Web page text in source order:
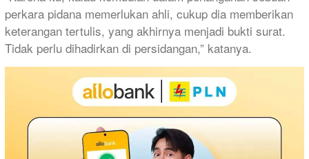
perkara pidana memerlukan ahli, cukup dia memberikan
keterangan tertulis, yang akhirnya menjadi bukti surat.
Tidak perlu dihadirkan di persidangan,” katanya.